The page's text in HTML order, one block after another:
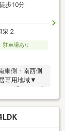
歩10分
２
駐車場あり
東側・南西側
専用地域▼特
LDK・お料理
保・各階にト
気も可能な
和泉小学校